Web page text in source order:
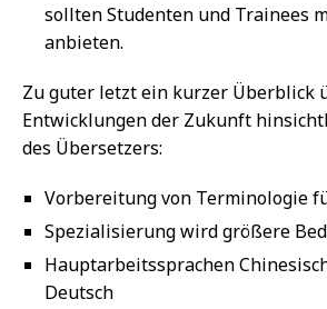
sollten Studenten und Trainees
anbieten.
Zu guter letzt ein kurzer Überblick
Entwicklungen der Zukunft
des Übersetzers:
Vorbereitung von Terminologie
Spezialisierung wird größere
Hauptarbeitssprachen
Deutsch